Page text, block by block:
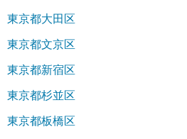
東京都大田区
東京都文京区
東京都新宿区
東京都杉並区
東京都板橋区